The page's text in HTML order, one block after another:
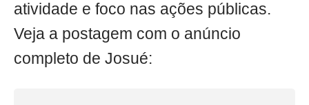
atividade e foco nas ações públicas.
Veja a postagem com o anúncio
completo de Josué: